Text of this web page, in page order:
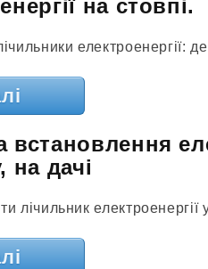
на стовпі.
електроенергії:
встановлення
на дачі
лічильник електроенергії